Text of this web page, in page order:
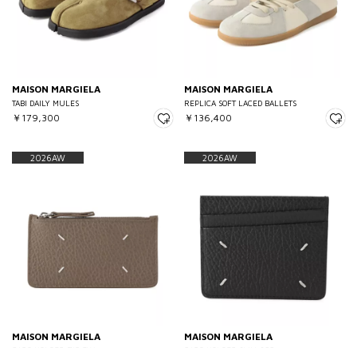
MAISON MARGIELA
TABI DAILY MULES
￥179,300
MAISON MARGIELA
REPLICA SOFT LACED BALLETS
￥136,400
2026AW
MAISON MARGIELA
2026AW
MAISON MARGIELA